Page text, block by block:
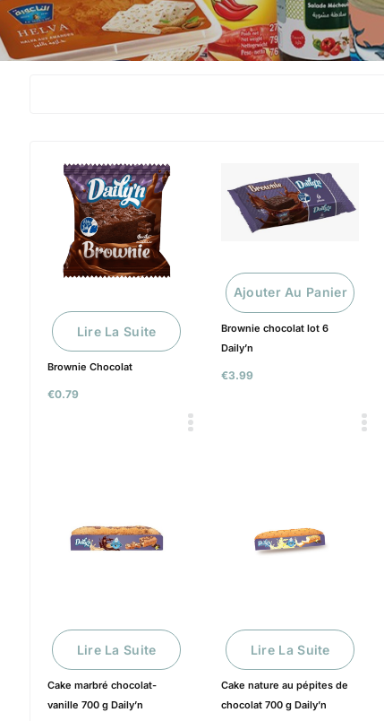
€0.79
Brownie Chocolat
Lire La Suite
€3.99
Brownie chocolat lot 6
Daily’n
Ajouter Au Panier
Cake marbré chocolat-
vanille 700 g Daily’n
Lire La Suite
Cake nature au pépites de
chocolat 700 g Daily’n
Lire La Suite